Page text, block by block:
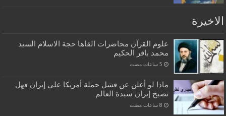
الاخيرة
علوم القرآن محاضرات القاها حجة الاسلام السيد
محمد باقر الحكيم
ماذا لو أعلن عن فشل حملة أمريكا على إيران فهل
تصبح إيران سيدة العالم